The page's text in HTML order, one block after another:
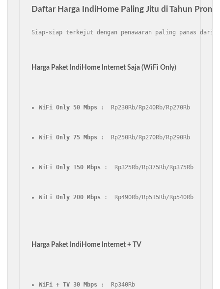
Daftar Harga IndiHome Paling Jitu di Tahun
Siap-siap terkejut dengan penawaran paling panas dari
Harga Paket IndiHome Internet Saja (WiFi Only)
WiFi Only 50 Mbps :  Rp230Rb/Rp240Rb/Rp270Rb
WiFi Only 75 Mbps :  Rp250Rb/Rp270Rb/Rp290Rb
WiFi Only 150 Mbps :  Rp325Rb/Rp375Rb/Rp375Rb
WiFi Only 200 Mbps :  Rp490Rb/Rp515Rb/Rp540Rb
Harga Paket IndiHome Internet + TV
WiFi + TV 30 Mbps :  Rp340Rb